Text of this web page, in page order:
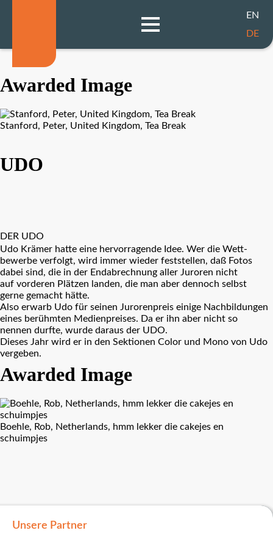
EN
DE
Awarded Image
Stanford, Peter, United Kingdom, Tea Break
UDO
DER UDO
Udo Krämer hatte eine hervorragende Idee. Wer die Wett-
bewerbe verfolgt, wird immer wieder feststellen, daß Fotos
dabei sind, die in der Endabrechnung aller Juroren nicht
auf vorderen Plätzen landen, die man aber dennoch selbst
gerne gemacht hätte.
Also erwarb Udo für seinen Jurorenpreis einige Nachbildungen
eines berühmten Medienpreises. Da er ihn aber nicht so
nennen durfte, wurde daraus der UDO.
Dieses Jahr wird er in den Sektionen Color und Mono von Udo
vergeben.
Awarded Image
Boehle, Rob, Netherlands, hmm lekker die cakejes en
schuimpjes
Unsere Partner